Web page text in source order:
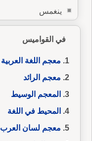
ينغمس
في القواميس
معجم اللغة
معجم الرائد
المعجم الوسيط
المحيط في اللغة
معجم لسان العرب